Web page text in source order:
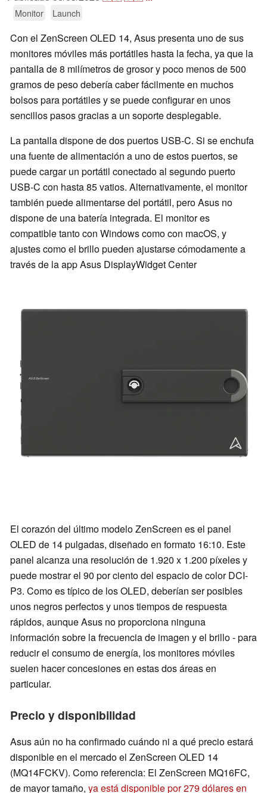
Monitor Launch
Con el ZenScreen OLED 14, Asus presenta uno de sus
monitores móviles más portátiles hasta la fecha, ya que la
pantalla de 8 milímetros de grosor y poco menos de 500
gramos de peso debería caber fácilmente en muchos
bolsos para portátiles y se puede configurar en unos
sencillos pasos gracias a un soporte desplegable.
La pantalla dispone de dos puertos USB-C. Si se enchufa
una fuente de alimentación a uno de estos puertos, se
puede cargar un portátil conectado al segundo puerto
USB-C con hasta 85 vatios. Alternativamente, el monitor
también puede alimentarse del portátil, pero Asus no
dispone de una batería integrada. El monitor es
compatible tanto con Windows como con macOS, y
ajustes como el brillo pueden ajustarse cómodamente a
través de la app Asus DisplayWidget Center
El corazón del último modelo ZenScreen es el panel
OLED de 14 pulgadas, diseñado en formato 16:10. Este
panel alcanza una resolución de 1.920 x 1.200 píxeles y
puede mostrar el 90 por ciento del espacio de color DCI-
P3. Como es típico de los OLED, deberían ser posibles
unos negros perfectos y unos tiempos de respuesta
rápidos, aunque Asus no proporciona ninguna
información sobre la frecuencia de imagen y el brillo - para
reducir el consumo de energía, los monitores móviles
suelen hacer concesiones en estas dos áreas en
particular.
Precio y disponibilidad
Asus aún no ha confirmado cuándo ni a qué precio estará
disponible en el mercado el ZenScreen OLED 14
(MQ14FCKV). Como referencia: El ZenScreen MQ16FC,
de mayor tamaño, ya está disponible por 279 dólares en